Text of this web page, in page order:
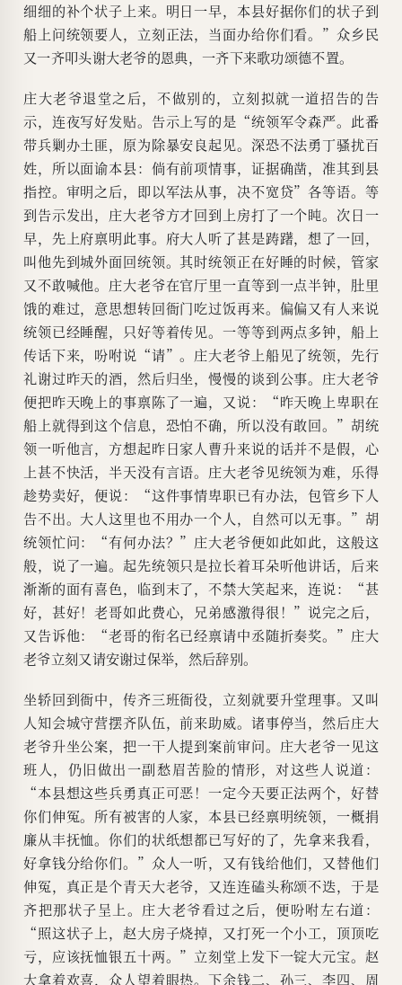
细细的补个状子上来。明日一早，本县好据你们的状子到
船上问统领要人，立刻正法，当面办给你们看。”众乡民
又一齐叩头谢大老爷的恩典，一齐下来歌功颂德不置。
庄大老爷退堂之后，不做别的，立刻拟就一道招告的告
示，连夜写好发贴。告示上写的是“统领军令森严。此番
带兵剿办土匪，原为除暴安良起见。深恐不法勇丁骚扰百
姓，所以面谕本县：倘有前项情事，证据确凿，准其到县
指控。审明之后，即以军法从事，决不宽贷”各等语。等
到告示发出，庄大老爷方才回到上房打了一个盹。次日一
早，先上府禀明此事。府大人听了甚是踌躇，想了一回，
叫他先到城外面回统领。其时统领正在好睡的时候，管家
又不敢喊他。庄大老爷在官厅里一直等到一点半钟，肚里
饿的难过，意思想转回衙门吃过饭再来。偏偏又有人来说
统领已经睡醒，只好等着传见。一等等到两点多钟，船上
传话下来，吩咐说“请”。庄大老爷上船见了统领，先行
礼谢过昨天的酒，然后归坐，慢慢的谈到公事。庄大老爷
便把昨天晚上的事禀陈了一遍，又说：“昨天晚上卑职在
船上就得到这个信息，恐怕不确，所以没有敢回。”胡统
领一听他言，方想起昨日家人曹升来说的话并不是假，心
上甚不快活，半天没有言语。庄大老爷见统领为难，乐得
趁势卖好，便说：“这件事情卑职已有办法，包管乡下人
告不出。大人这里也不用办一个人，自然可以无事。”胡
统领忙问：“有何办法？”庄大老爷便如此如此，这般这
般，说了一遍。起先统领只是拉长着耳朵听他讲话，后来
渐渐的面有喜色，临到末了，不禁大笑起来，连说：“甚
好，甚好！老哥如此费心，兄弟感激得很！”说完之后，
又告诉他：“老哥的衔名已经禀请中丞随折奏奖。”庄大
老爷立刻又请安谢过保举，然后辞别。
坐轿回到衙中，传齐三班衙役，立刻就要升堂理事。又叫
人知会城守营摆齐队伍，前来助威。诸事停当，然后庄大
老爷升坐公案，把一干人提到案前审问。庄大老爷一见这
班人，仍旧做出一副愁眉苦脸的情形，对这些人说道：
“本县想这些兵勇真正可恶！一定今天要正法两个，好替
你们伸冤。所有被害的人家，本县已经禀明统领，一概捐
廉从丰抚恤。你们的状纸想都已写好的了，先拿来我看，
好拿钱分给你们。”众人一听，又有钱给他们，又替他们
伸冤，真正是个青天大老爷，又连连磕头称颂不迭，于是
齐把那状子呈上。庄大老爷看过之后，便吩咐左右道：
“照这状子上，赵大房子烧掉，又打死一个小工，顶顶吃
亏，应该抚恤银五十两。”立刻堂上发下一锭大元宝。赵
大拿着欢喜，众人望着眼热。下余钱二、孙三、李四、周